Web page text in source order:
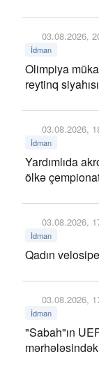
03.08.2026,
İdman
Olimpiya
reytinq
03.08.2026,
İdman
Yardımlıda
ölkə
03.08.2026,
İdman
Qadın
03.08.2026,
İdman
"Sabah"ın